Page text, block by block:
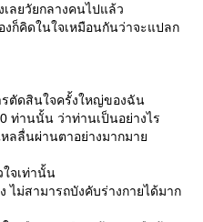
ลยวัยกลางคนไปแล้ว
ก็คิดในใจเหมือนกันว่าจะแปลก
ตัดสินใจครั้งใหญ่ของฉัน
ท่านนั้น ว่าท่านเป็นอย่างไร
ลลื่นผ่านตาอย่างมากมา
จเท่านั้น
ไม่สามารถบังคับร่างกายได้มาก